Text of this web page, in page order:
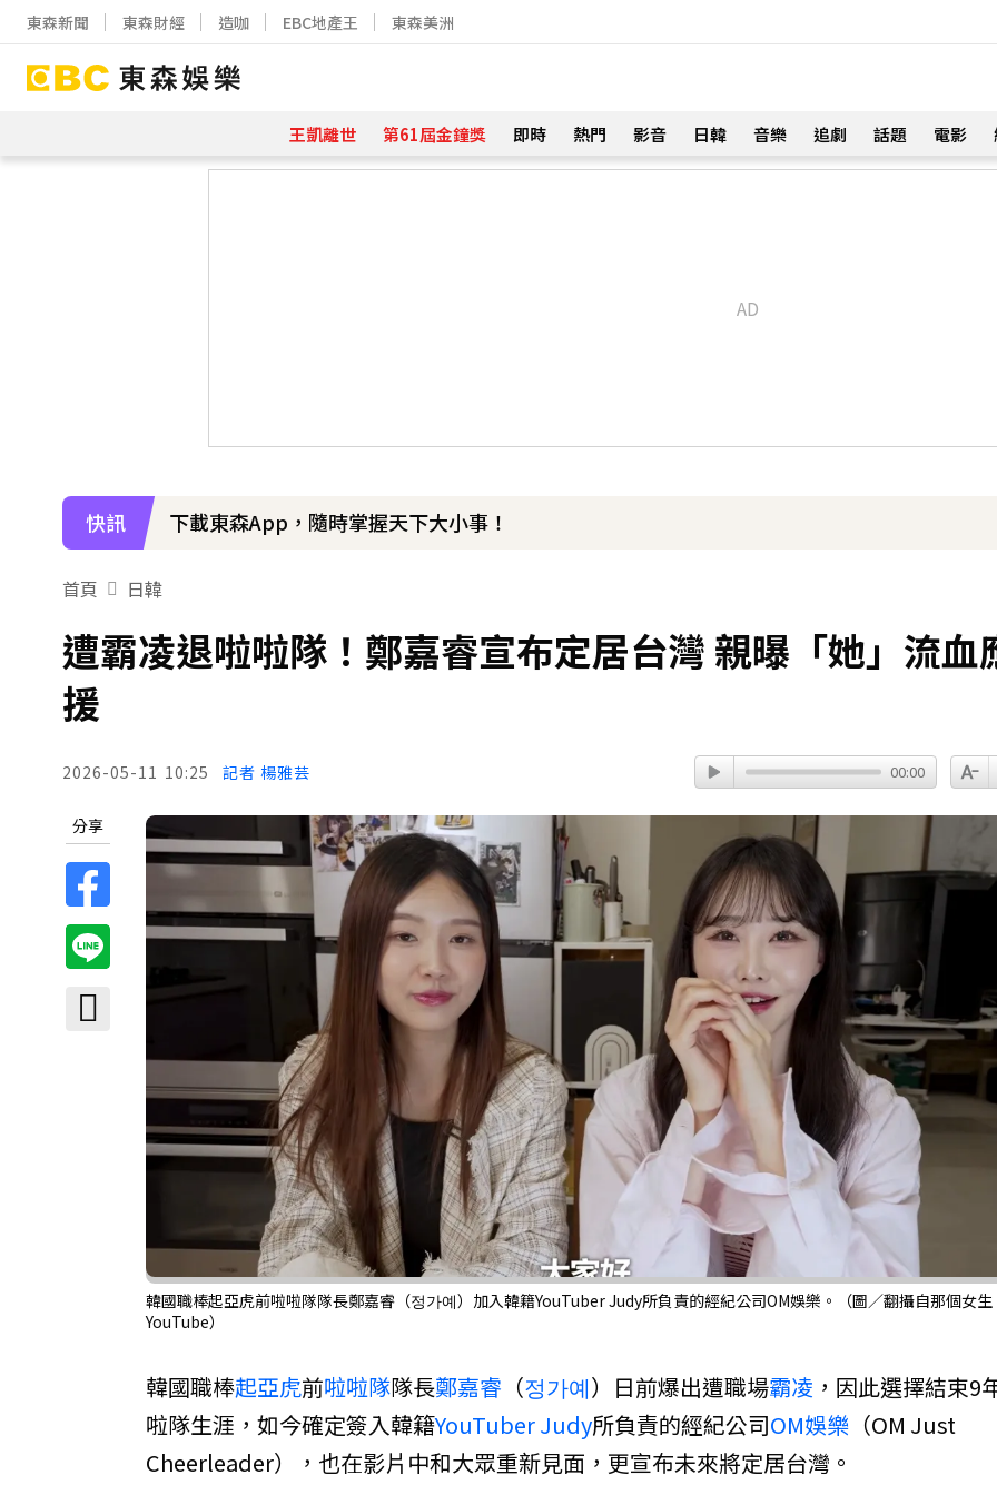
東森新聞 東森財經 造咖 EBC地產王 東森美洲
王凱離世 第61屆金鐘獎 即時 熱門 影音 日韓 音樂 追劇 話題 電影
快訊 下載東森App，隨時掌握天下大小事！
首頁 日韓
遭霸凌退啦啦隊！鄭嘉睿宣布定居台灣 親曝「她」流血
援
2026-05-11 10:25 記者 楊雅芸 00:00
分享
韓國職棒起亞虎前啦啦隊隊長鄭嘉睿（정가예）加入韓籍YouTuber Judy所負責的經紀公司OM娛樂。（圖／翻攝自那個女生
YouTube）
韓國職棒起亞虎前啦啦隊隊長鄭嘉睿 （정가예）日前爆出遭職場霸凌 ，因此選擇結束9
啦隊生涯，如今確定簽入韓籍YouTuberJudy所負責的經紀公司OM娛樂 （OM Just
Cheerleader），也在影片中和大眾重新見面，更宣布未來將定居台灣。